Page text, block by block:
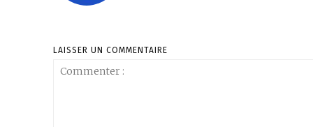
LAISSER UN COMMENTAIRE